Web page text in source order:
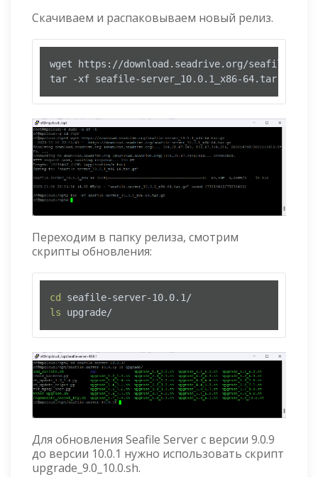
Скачиваем и распаковываем новый релиз.
wget https://download.seadrive.org/seafile-
tar -xf seafile-server_10.0.1_x86-64.tar.gz
Переходим в папку релиза, смотрим
скрипты обновления:
cd
ls upgrade/
Для обновления Seafile Server с версии 9.0.9
до версии 10.0.1 нужно использовать скрипт
upgrade_9.0_10.0.sh.